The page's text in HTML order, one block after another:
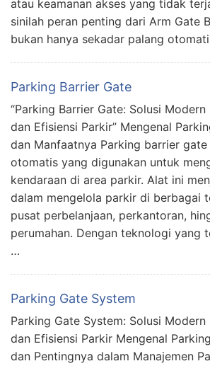
atau keamanan akses yang tidak
sinilah peran penting dari Arm Gate
bukan hanya sekadar palang
Parking Barrier Gate
“Parking Barrier Gate: Solusi Modern
dan Efisiensi Parkir” Mengenal
dan Manfaatnya Parking barrier
otomatis yang digunakan untuk
kendaraan di area parkir. Alat ini
dalam mengelola parkir di berbagai
pusat perbelanjaan, perkantoran,
perumahan. Dengan teknologi yang
…
Parking Gate System
Parking Gate System: Solusi Modern
dan Efisiensi Parkir Mengenal
dan Pentingnya dalam Manajemen